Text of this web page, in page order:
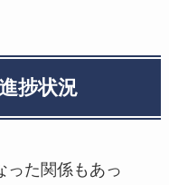
捗状況
った関係もあっ